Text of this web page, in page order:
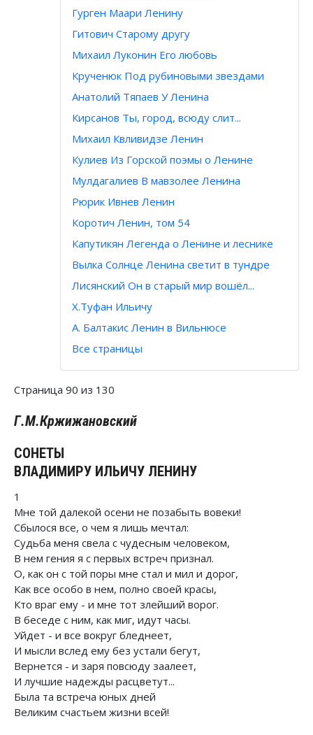
Гурген Маари Ленину
Гитович Старому другу
Михаил Луконин Его любовь
Крученюк Под рубиновыми звездами
Анатолий Тяпаев У Ленина
Кирсанов Ты, город, всюду слит...
Михаил Квливидзе Ленин
Кулиев Из Горской поэмы о Ленине
Мулдагалиев В мавзолее Ленина
Рюрик Ивнев Ленин
Коротич Ленин, том 54
Капутикян Легенда о Ленине и леснике
Вылка Солнце Ленина светит в тундре
Лисянский Он в старый мир вошёл...
Х.Туфан Ильичу
А. Балтакис Ленин в Вильнюсе
Все страницы
Страница 90 из 130
Г.М.Кржижановский
СОНЕТЫ
ВЛАДИМИРУ ИЛЬИЧУ ЛЕНИНУ
1
Мне той далекой осени не позабыть вовеки!
Сбылося все, о чем я лишь мечтал:
Судьба меня свела с чудесным человеком,
В нем гения я с первых встреч признал.
О, как он с той поры мне стал и мил и дорог,
Как все особо в нем, полно своей красы,
Кто враг ему - и мне тот злейший ворог.
В беседе с ним, как миг, идут часы.
Уйдет - и все вокруг бледнеет,
И мысли вслед ему без устали бегут,
Вернется - и заря повсюду заалеет,
И лучшие надежды расцветут...
Была та встреча юных дней
Великим счастьем жизни всей!